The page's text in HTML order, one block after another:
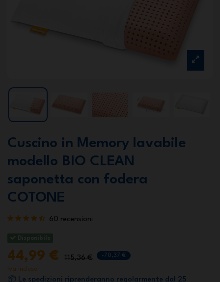
Cuscino in Memory lavabile
modello BIO CLEAN
saponetta con fodera
COTONE
60 recensioni
44,99 € 115,36 € -70,37 €
Iva inclusa
📦 Le spedizioni riprenderanno regolarmente dal 25